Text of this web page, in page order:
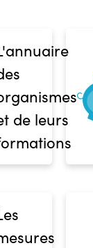
de leurs